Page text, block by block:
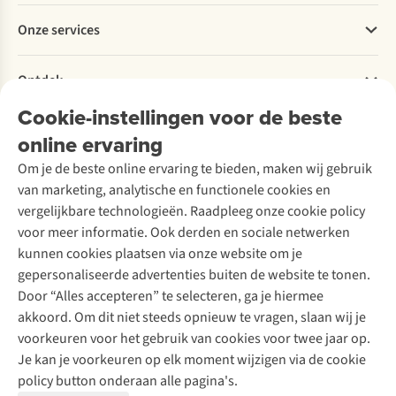
Cookie-instellingen voor de beste
online ervaring
Om je de beste online ervaring te bieden, maken wij gebruik
van marketing, analytische en functionele cookies en
vergelijkbare technologieën. Raadpleeg onze cookie policy
voor meer informatie. Ook derden en sociale netwerken
kunnen cookies plaatsen via onze website om je
gepersonaliseerde advertenties buiten de website te tonen.
Door “Alles accepteren” te selecteren, ga je hiermee
akkoord. Om dit niet steeds opnieuw te vragen, slaan wij je
voorkeuren voor het gebruik van cookies voor twee jaar op.
Je kan je voorkeuren op elk moment wijzigen via de cookie
policy button onderaan alle pagina's.
Betalen
Levering
Retourneren
Bestelling herroepen
Garantie
Contact
Explore More
Verantwoord ondernemen
Over Ayacucho
Onze winkels
Over A.S.Adventure
Toegankelijkheidsverklaring
Onze services
Ski-onderhoud
Wasservice
Schoenonderhoud
Schoenherstelling
Kledingherstelling
Retouches
Voor bedrijven
Ontdek
A.S.Magazine
Podcast
Explore Academy
Explore Camp
Gear Check
Inspiratie & advies
Meld je aan voor de nieuwsbrief
Follow us
Disclaimer Privacy Policy
Algemene voorwaarden